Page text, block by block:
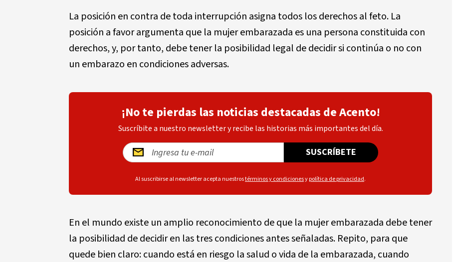
La posición en contra de toda interrupción asigna todos los derechos al feto. La
posición a favor argumenta que la mujer embarazada es una persona constituida con
derechos, y, por tanto, debe tener la posibilidad legal de decidir si continúa o no con
un embarazo en condiciones adversas.
¡No te pierdas las noticias destacadas de Acento!
Suscríbite a nuestro newsletter y recibe las historias más importantes del día.
SUSCRÍBETE
Al suscribirse al newsletter acepta nuestrostérminos y condicionesypolítica de privacidad.
En el mundo existe un amplio reconocimiento de que la mujer embarazada debe tener
la posibilidad de decidir en las tres condiciones antes señaladas. Repito, para que
quede bien claro: cuando está en riesgo la salud o vida de la embarazada, cuando